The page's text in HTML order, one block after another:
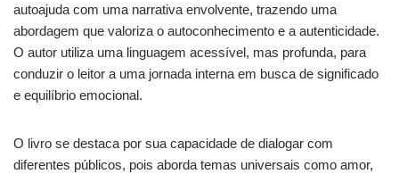
autoajuda com uma narrativa envolvente, trazendo uma
abordagem que valoriza o autoconhecimento e a autenticidade.
O autor utiliza uma linguagem acessível, mas profunda, para
conduzir o leitor a uma jornada interna em busca de significado
e equilíbrio emocional.
O livro se destaca por sua capacidade de dialogar com
diferentes públicos, pois aborda temas universais como amor,